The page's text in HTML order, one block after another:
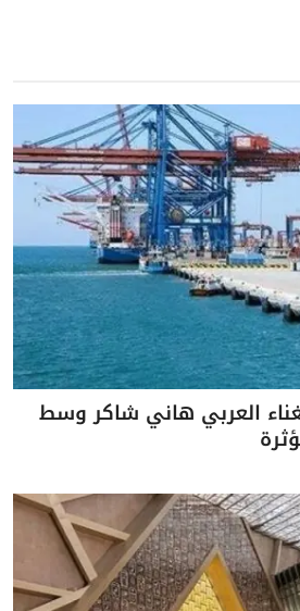
العربي هاني شاكر وسط